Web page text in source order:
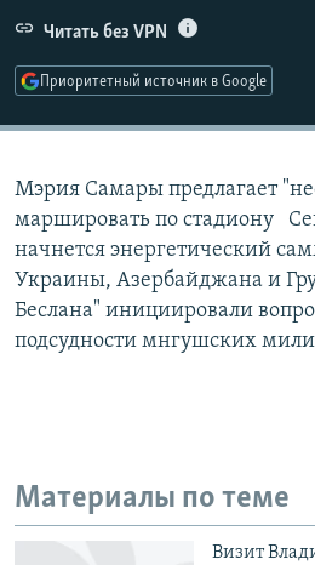
РАСПИСАНИЕ ВЕЩАНИЯ
ПОДПИШИТЕСЬ НА РАССЫЛКУ
СОЦИАЛЬНЫЕ СЕТИ
Все сайты РСЕ/РС
Читать без VPN
Приоритетный источник в Google
Мэрия Самары предлагает
маршировать по стадиону
начнется энергетический
Украины, Азербайджана и
Беслана" инициировали
подсудности мнгушских
Материалы по теме
Визит